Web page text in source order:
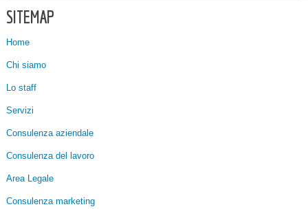
SITEMAP
Home
Chi siamo
Lo staff
Servizi
Consulenza aziendale
Consulenza del lavoro
Area Legale
Consulenza marketing